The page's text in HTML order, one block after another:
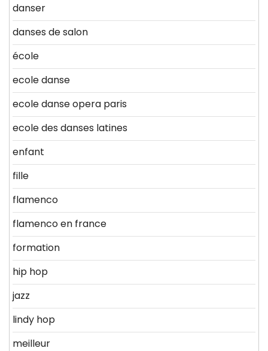
danser
danses de salon
école
ecole danse
ecole danse opera paris
ecole des danses latines
enfant
fille
flamenco
flamenco en france
formation
hip hop
jazz
lindy hop
meilleur